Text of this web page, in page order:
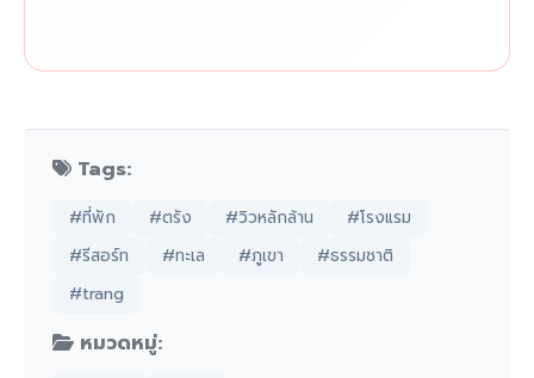
Tags:
#ที่พัก #ตรัง #วิวหลักล้าน
#โรงแรม
#รีสอร์ท
#ทะเล #ภูเขา
#ธรรมชาติ
#trang
หมวดหมู่: